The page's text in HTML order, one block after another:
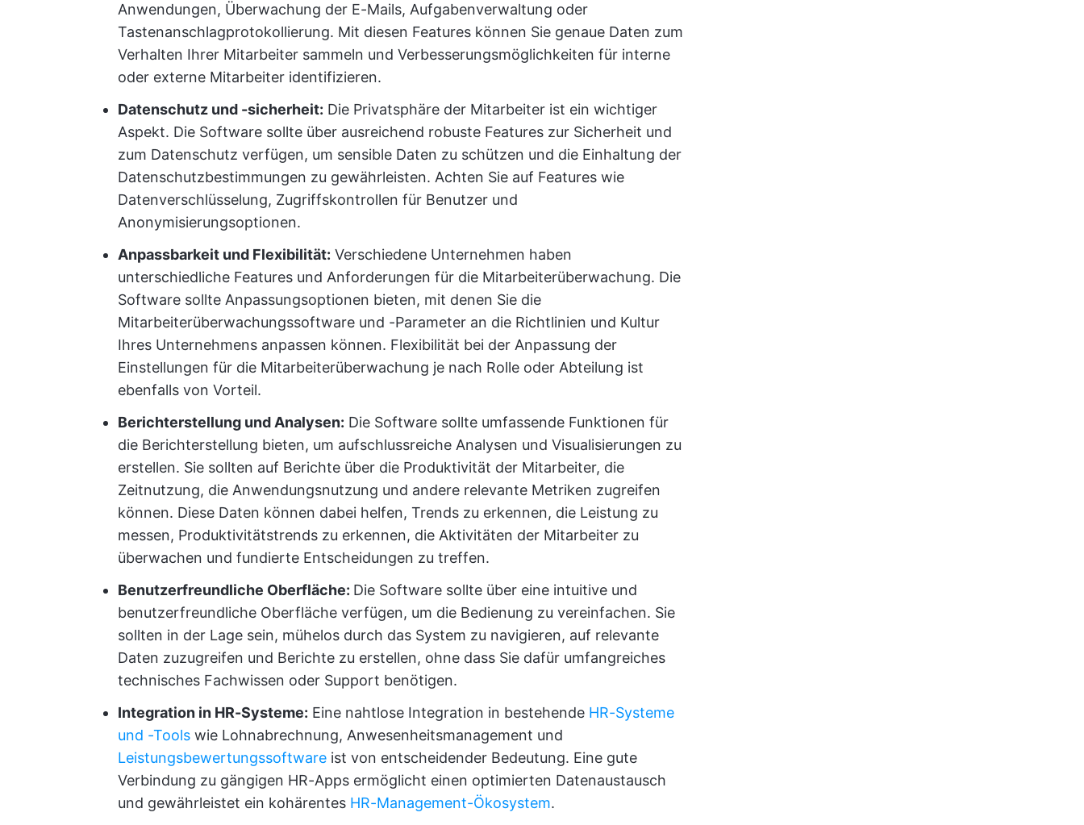
Anwendungen, Überwachung der E-Mails, Aufgabenverwaltung oder
Tastenanschlagprotokollierung. Mit diesen Features können Sie genaue Daten zum
Verhalten Ihrer Mitarbeiter sammeln und Verbesserungsmöglichkeiten für interne
oder externe Mitarbeiter identifizieren.
Datenschutz und -sicherheit: Die Privatsphäre der Mitarbeiter ist ein wichtiger
Aspekt. Die Software sollte über ausreichend robuste Features zur Sicherheit und
zum Datenschutz verfügen, um sensible Daten zu schützen und die Einhaltung der
Datenschutzbestimmungen zu gewährleisten. Achten Sie auf Features wie
Datenverschlüsselung, Zugriffskontrollen für Benutzer und
Anonymisierungsoptionen.
Anpassbarkeit und Flexibilität: Verschiedene Unternehmen haben
unterschiedliche Features und Anforderungen für die Mitarbeiterüberwachung. Die
Software sollte Anpassungsoptionen bieten, mit denen Sie die
Mitarbeiterüberwachungssoftware und -Parameter an die Richtlinien und Kultur
Ihres Unternehmens anpassen können. Flexibilität bei der Anpassung der
Einstellungen für die Mitarbeiterüberwachung je nach Rolle oder Abteilung ist
ebenfalls von Vorteil.
Berichterstellung und Analysen: Die Software sollte umfassende Funktionen für
die Berichterstellung bieten, um aufschlussreiche Analysen und Visualisierungen zu
erstellen. Sie sollten auf Berichte über die Produktivität der Mitarbeiter, die
Zeitnutzung, die Anwendungsnutzung und andere relevante Metriken zugreifen
können. Diese Daten können dabei helfen, Trends zu erkennen, die Leistung zu
messen, Produktivitätstrends zu erkennen, die Aktivitäten der Mitarbeiter zu
überwachen und fundierte Entscheidungen zu treffen.
Benutzerfreundliche Oberfläche: Die Software sollte über eine intuitive und
benutzerfreundliche Oberfläche verfügen, um die Bedienung zu vereinfachen. Sie
sollten in der Lage sein, mühelos durch das System zu navigieren, auf relevante
Daten zuzugreifen und Berichte zu erstellen, ohne dass Sie dafür umfangreiches
technisches Fachwissen oder Support benötigen.
Integration in HR-Systeme: Eine nahtlose Integration in bestehende HR-Systeme
und -Tools wie Lohnabrechnung, Anwesenheitsmanagement und
Leistungsbewertungssoftware ist von entscheidender Bedeutung. Eine gute
Verbindung zu gängigen HR-Apps ermöglicht einen optimierten Datenaustausch
und gewährleistet ein kohärentes HR-Management-Ökosystem.